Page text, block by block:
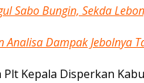
Sabo Bungin, Sekda
Dampak Jebolnya
Kepala Disperkan